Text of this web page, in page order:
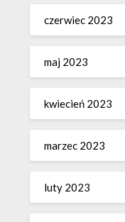
czerwiec 2023
maj 2023
kwiecień 2023
marzec 2023
luty 2023